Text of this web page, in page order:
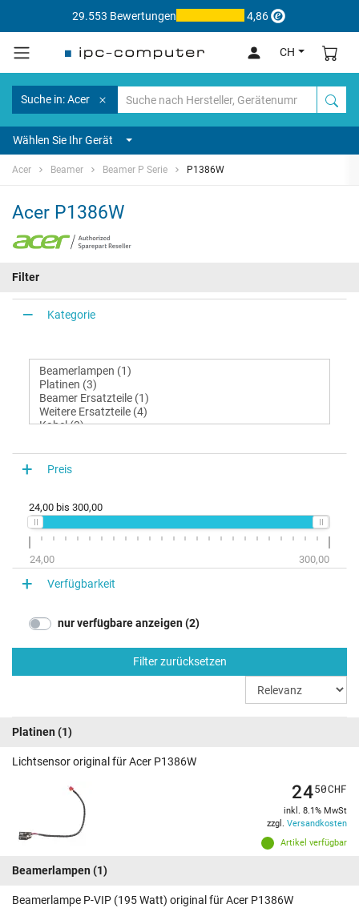
29.553 Bewertungen 4,86
CH
Suche in: Acer
Wählen Sie Ihr Gerät
Acer Beamer Beamer P Serie P1386W
Acer P1386W
Filter
Kategorie
Preis
24,00 bis 300,00
24,00 300,00
Verfügbarkeit
nur verfügbare anzeigen (2)
Filter zurücksetzen
Platinen (1)
Lichtsensor original für Acer P1386W
Artikel verfügbar
2450CHF
inkl. 8.1% MwSt
zzgl. Versandkosten
Beamerlampen (1)
Beamerlampe P-VIP (195 Watt) original für Acer P1386W